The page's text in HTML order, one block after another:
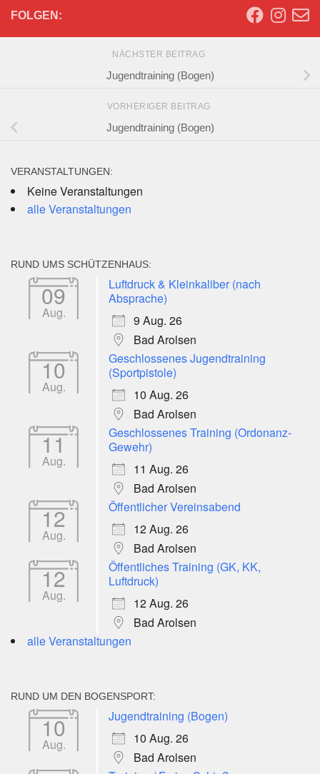
FOLGEN:
NÄCHSTER BEITRAG
Jugendtraining (Bogen)
VORHERIGER BEITRAG
Jugendtraining (Bogen)
VERANSTALTUNGEN:
Keine Veranstaltungen
alle Veranstaltungen
RUND UMS SCHÜTZENHAUS:
09
Aug.
Luftdruck & Kleinkaliber (nach
Absprache)
9 Aug. 26
Bad Arolsen
10
Aug.
Geschlossenes Jugendtraining
(Sportpistole)
10 Aug. 26
Bad Arolsen
11
Aug.
Geschlossenes Training (Ordonanz-
Gewehr)
11 Aug. 26
Bad Arolsen
12
Aug.
Öffentlicher Vereinsabend
12 Aug. 26
Bad Arolsen
12
Aug.
Öffentliches Training (GK, KK,
Luftdruck)
12 Aug. 26
Bad Arolsen
alle Veranstaltungen
RUND UM DEN BOGENSPORT:
10
Aug.
Jugendtraining (Bogen)
10 Aug. 26
Bad Arolsen